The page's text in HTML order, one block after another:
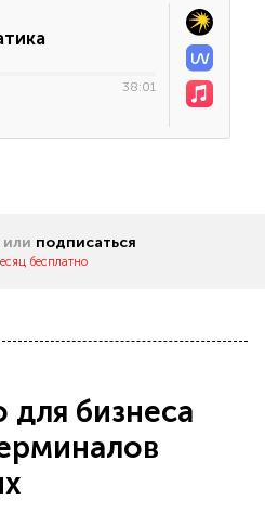
38:01
или подписаться
бесплатно
для бизнеса